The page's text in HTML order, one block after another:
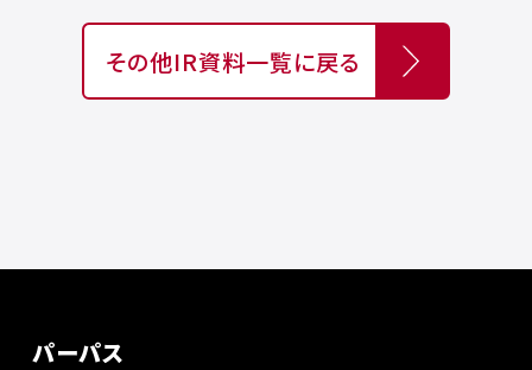
その他IR資料一覧に戻る
パーパス